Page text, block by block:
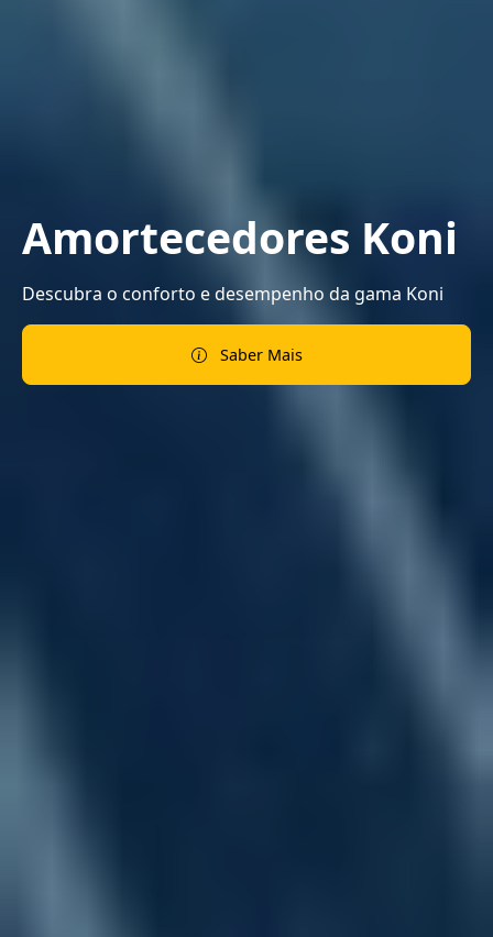
Amortecedores Koni
Descubra o conforto e desempenho da gama Koni
Saber Mais